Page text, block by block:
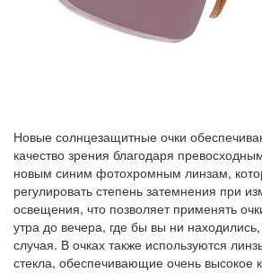
Новые солнцезащитные очки
качество зрения благодаря
новым синим фотохромным линзам,
регулировать степень затемнения при
освещения, что позволяет применять
утра до вечера, где бы вы ни
случая. В очках также используются
стекла, обеспечивающие очень высокое